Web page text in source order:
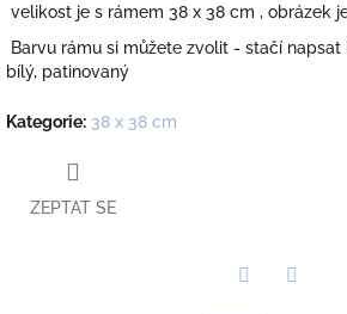
velikost je s rámem 38 x 38 cm , obrázek
Barvu rámu si můžete zvolit - stačí
bílý, patinovaný
Kategorie: 38 x 38 cm
ZEPTAT SE